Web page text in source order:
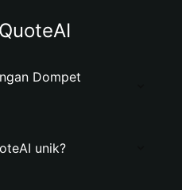
Dompet
unik?